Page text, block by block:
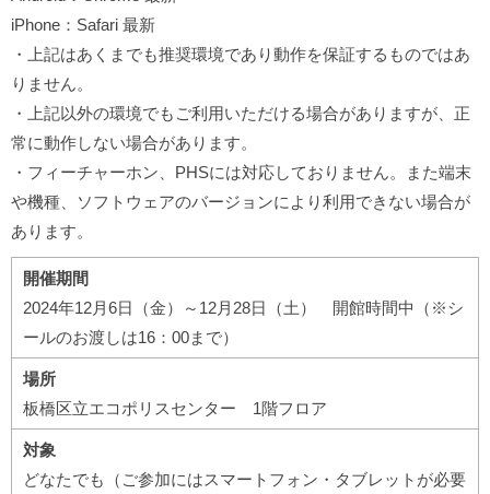
iPhone：Safari 最新
・上記はあくまでも推奨環境であり動作を保証するものではあ
りません。
・上記以外の環境でもご利用いただける場合がありますが、正
常に動作しない場合があります。
・フィーチャーホン、PHSには対応しておりません。また端末
や機種、ソフトウェアのバージョンにより利用できない場合が
あります。
開催期間
2024年12月6日（金）～12月28日（土） 開館時間中（※シ
ールのお渡しは16：00まで）
場所
板橋区立エコポリスセンター 1階フロア
対象
どなたでも（ご参加にはスマートフォン・タブレットが必要